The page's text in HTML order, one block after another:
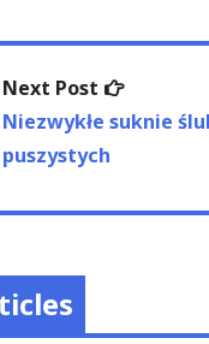
Next Post
Next
post:
Niezwykłe suknie
puszystych